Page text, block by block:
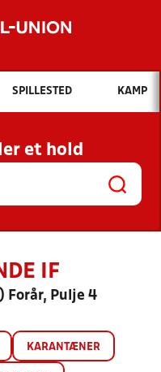
Hvad vil du søge efter?
OG NYHEDER
KLUBBER OG
SPILLESTED KAMP
et hold
IF
Forår, Pulje 4
KARANTÆNER